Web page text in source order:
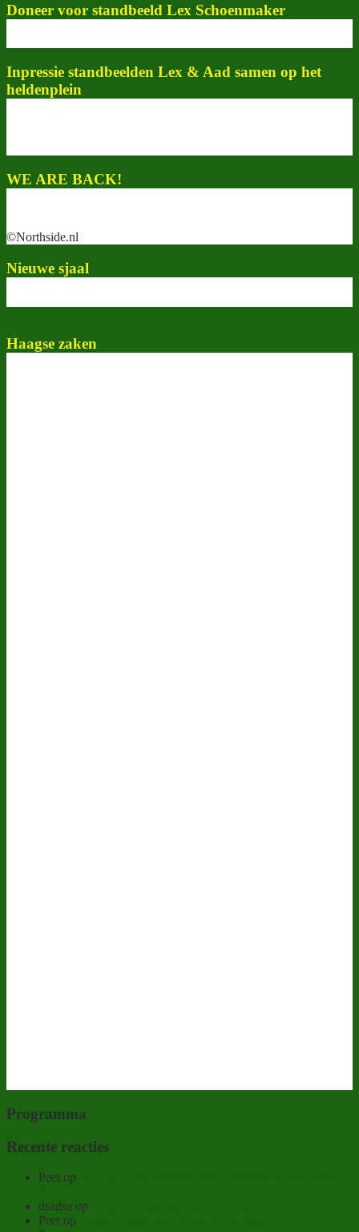
Doneer voor standbeeld Lex Schoenmaker
Inpressie standbeelden Lex & Aad samen op het
heldenplein
WE ARE BACK!
©Northside.nl
Nieuwe sjaal
Haagse zaken
Programma
Recente reacties
Peet op
dsadsa op
Peet op